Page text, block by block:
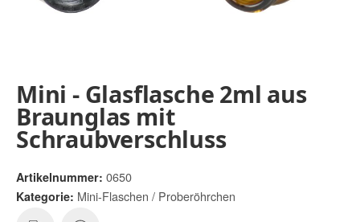
Mini - Glasflasche 2ml aus
Braunglas mit
Schraubverschluss
Artikelnummer: 0650
Kategorie: Mini-Flaschen / Proberöhrchen